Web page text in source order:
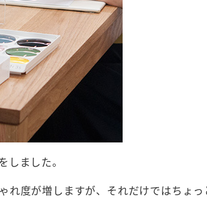
ました。
れ度が増しますが、それだけではちょっ